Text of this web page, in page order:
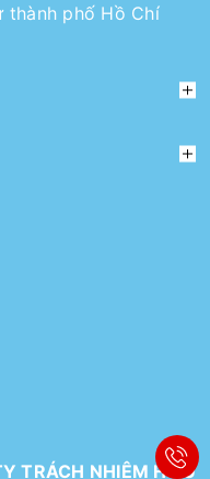
thành phố Hồ Chí
TRÁCH NHIỆM HỮU